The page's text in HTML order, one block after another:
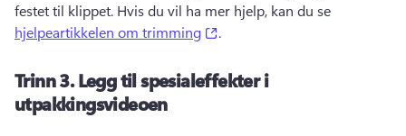
festet til klippet. Hvis du vil ha mer hjelp, kan du se
hjelpeartikkelen om trimming
.
Trinn 3.Legg til spesialeffekter i
utpakkingsvideoen